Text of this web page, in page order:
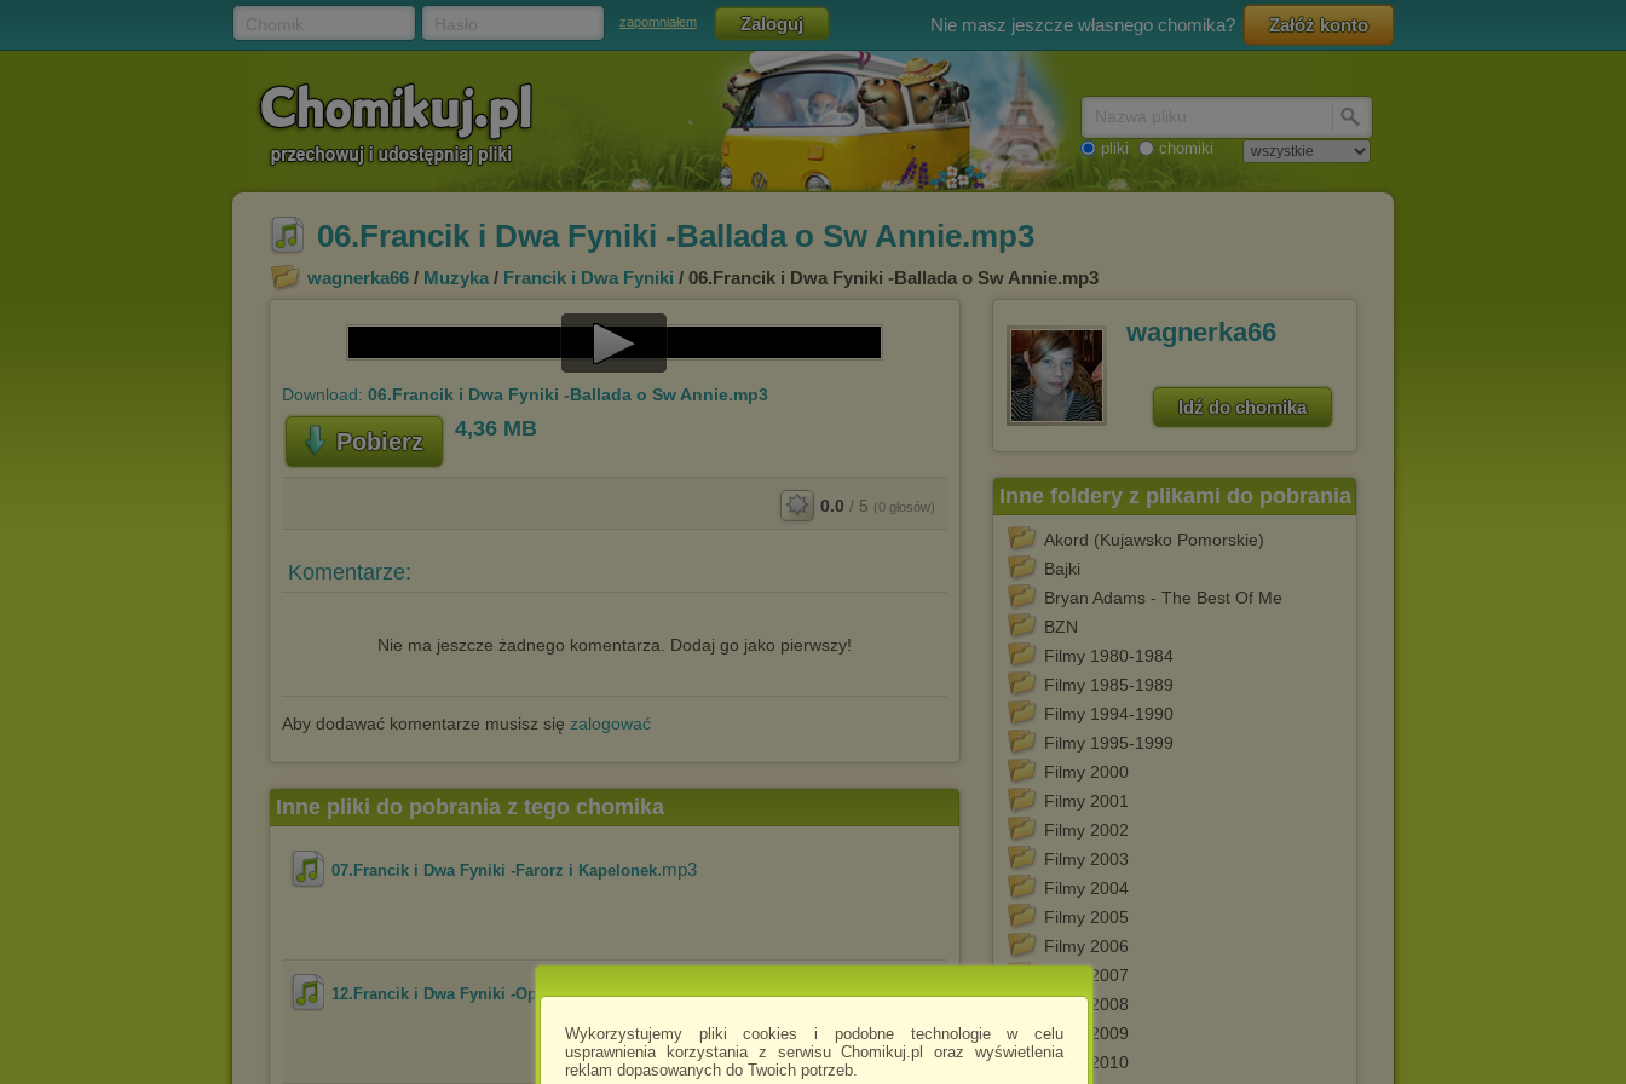
Wykorzystujemy pliki cookies i podobne technologie w celu
usprawnienia korzystania z serwisu Chomikuj.pl oraz wyświetlenia
reklam dopasowanych do Twoich potrzeb.
zapomniałem Nie masz jeszcze własnego chomika? Załóż konto
pliki chomiki
06.Francik i Dwa Fyniki -Ballada o Sw Annie.mp3
wagnerka66 / Muzyka / Francik i Dwa Fyniki / 06.Francik i Dwa Fyniki -Ballada o Sw Annie.mp3
Play
Download: 06.Francik i Dwa Fyniki -Ballada o Sw Annie.mp3
Pobierz 4,36 MB
0.0 / 5 (0 głosów)
Komentarze:
Nie ma jeszcze żadnego komentarza. Dodaj go jako pierwszy!
Aby dodawać komentarze musisz się zalogować
wagnerka66
Idź do chomika
Inne foldery z plikami do pobrania
Akord (Kujawsko Pomorskie)
Bajki
Bryan Adams - The Best Of Me
BZN
Filmy 1980-1984
Filmy 1985-1989
Filmy 1994-1990
Filmy 1995-1999
Filmy 2000
Filmy 2001
Filmy 2002
Filmy 2003
Filmy 2004
Filmy 2005
Filmy 2006
Filmy 2007
Filmy 2008
Filmy 2009
Filmy 2010
Inne pliki do pobrania z tego chomika
07.Francik i Dwa Fyniki -Farorz i Kapelonek.mp3
12.Francik i Dwa Fyniki -Opolska Pani.mp3